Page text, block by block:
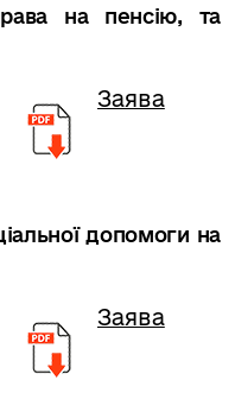
на пенсію, та
Заява
допомоги на
Заява